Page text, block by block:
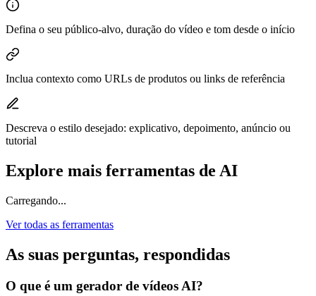
Defina o seu público-alvo, duração do vídeo e tom desde o início
Inclua contexto como URLs de produtos ou links de referência
Descreva o estilo desejado: explicativo, depoimento, anúncio ou
tutorial
Explore mais ferramentas de AI
Carregando...
Ver todas as ferramentas
As suas perguntas, respondidas
O que é um gerador de vídeos AI?